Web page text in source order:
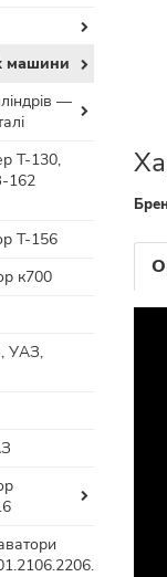
машини
—
Т-130,
162
Т-156
к700
УАЗ,